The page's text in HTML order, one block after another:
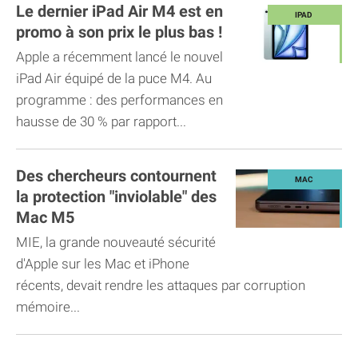
Le dernier iPad Air M4 est en
promo à son prix le plus bas !
Apple a récemment lancé le nouvel
iPad Air équipé de la puce M4. Au
programme : des performances en
hausse de 30 % par rapport...
Des chercheurs contournent
la protection "inviolable" des
Mac M5
MIE, la grande nouveauté sécurité
d'Apple sur les Mac et iPhone
récents, devait rendre les attaques par corruption
mémoire...